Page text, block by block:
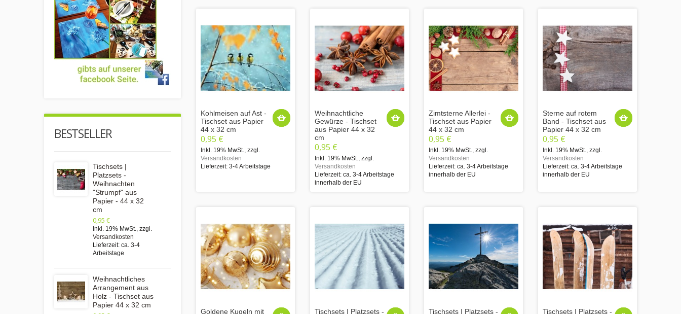
Kohlmeisen auf Ast -
Tischset aus Papier
44 x 32 cm
0,95 €
Inkl. 19% MwSt. zzgl.
Versandkosten
Lieferzeit: 3-4 Arbeitstage
Weihnachtliche
Gewürze - Tischset
aus Papier 44 x 32
cm
0,95 €
Inkl. 19% MwSt. zzgl.
Versandkosten
Lieferzeit: ca. 3-4 Arbeitstage
innerhalb der EU
Zimtsterne Allerlei -
Tischset aus Papier
44 x 32 cm
0,95 €
Inkl. 19% MwSt. zzgl.
Versandkosten
Lieferzeit: ca. 3-4 Arbeitstage
innerhalb der EU
Sterne auf rotem
Band - Tischset aus
Papier 44 x 32 cm
0,95 €
Inkl. 19% MwSt. zzgl.
Versandkosten
Lieferzeit: ca. 3-4 Arbeitstage
innerhalb der EU
Goldene Kugeln mit
Tischsets | Platzsets -
Tischsets | Platzsets -
Tischsets | Platzsets -
BESTSELLER
Tischsets |
Platzsets -
Weihnachten
"Strumpf" aus
Papier - 44 x 32
cm
0,95 €
Inkl. 19% MwSt., zzgl.
Versandkosten
Lieferzeit: ca. 3-4
Arbeitstage
Weihnachtliches
Arrangement aus
Holz - Tischset aus
Papier 44 x 32 cm